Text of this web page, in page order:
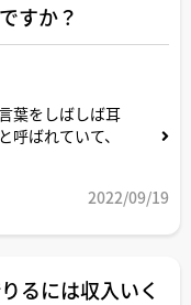
すか？
葉をしばしば耳
ばれていて、
2022/09/19
るには収入いく